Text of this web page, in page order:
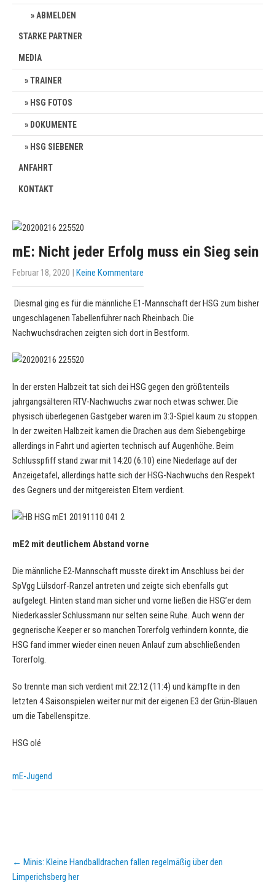
ABMELDEN
STARKE PARTNER
MEDIA
TRAINER
HSG FOTOS
DOKUMENTE
HSG SIEBENER
ANFAHRT
KONTAKT
mE: Nicht jeder Erfolg muss ein Sieg sein
Februar 18, 2020 | Keine Kommentare
Diesmal ging es für die männliche E1-Mannschaft der HSG zum bisher
ungeschlagenen Tabellenführer nach Rheinbach. Die
Nachwuchsdrachen zeigten sich dort in Bestform.
In der ersten Halbzeit tat sich dei HSG gegen den größtenteils
jahrgangsälteren RTV-Nachwuchs zwar noch etwas schwer. Die
physisch überlegenen Gastgeber waren im 3:3-Spiel kaum zu stoppen.
In der zweiten Halbzeit kamen die Drachen aus dem Siebengebirge
allerdings in Fahrt und agierten technisch auf Augenhöhe. Beim
Schlusspfiff stand zwar mit 14:20 (6:10) eine Niederlage auf der
Anzeigetafel, allerdings hatte sich der HSG-Nachwuchs den Respekt
des Gegners und der mitgereisten Eltern verdient.
mE2 mit deutlichem Abstand vorne
Die männliche E2-Mannschaft musste direkt im Anschluss bei der
SpVgg Lülsdorf-Ranzel antreten und zeigte sich ebenfalls gut
aufgelegt. Hinten stand man sicher und vorne ließen die HSG’er dem
Niederkassler Schlussmann nur selten seine Ruhe. Auch wenn der
gegnerische Keeper er so manchen Torerfolg verhindern konnte, die
HSG fand immer wieder einen neuen Anlauf zum abschließenden
Torerfolg.
So trennte man sich verdient mit 22:12 (11:4) und kämpfte in den
letzten 4 Saisonspielen weiter nur mit der eigenen E3 der Grün-Blauen
um die Tabellenspitze.
HSG olé
mE-Jugend
Post
navigation
← Minis: Kleine Handballdrachen fallen regelmäßig über den
Limperichsberg her